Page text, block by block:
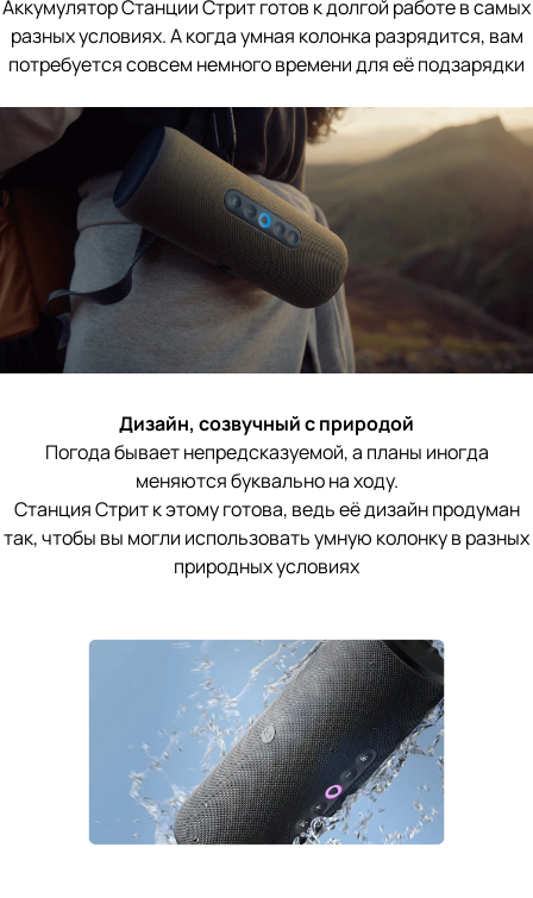
Аккумулятор Станции Стрит готов к долгой работе в самых
разных условиях. А когда умная колонка разрядится, вам
потребуется совсем немного времени для её подзарядки
Дизайн, созвучный с природой
Погода бывает непредсказуемой, а планы иногда
меняются буквально на ходу.
Станция Стрит к этому готова, ведь её дизайн продуман
так, чтобы вы могли использовать умную колонку в разных
природных условиях